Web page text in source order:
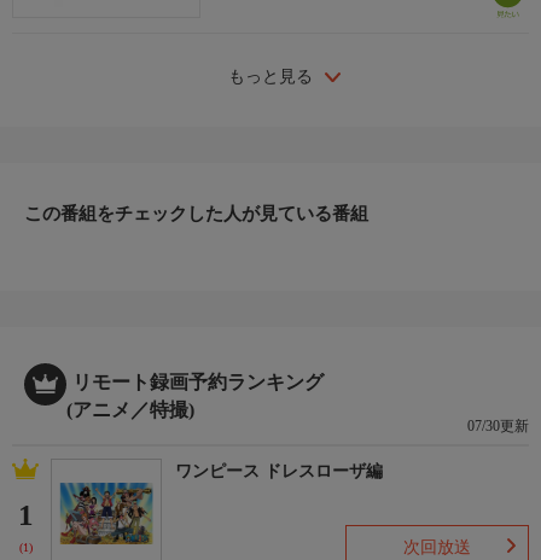
もっと見る
この番組をチェックした人が見ている番組
リモート録画予約ランキング
(アニメ／特撮)
07/30更新
1
(1)
ワンピース ドレスローザ編
次回放送